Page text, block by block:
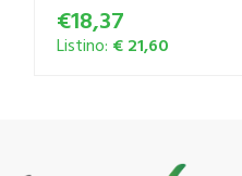
€18,37
Listino: € 21,60